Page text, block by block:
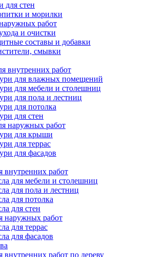
для стен
и морилки
работ
и очистки
составы и добавки
смывки
внутренних работ
для влажных помещений
для мебели и столешниц
для пола и лестниц
для потолка
для стен
наружных работ
для крыши
для террас
для фасадов
внутренних работ
для мебели и столешниц
для пола и лестниц
для потолка
для стен
наружных работ
для террас
для фасадов
внутренних работ по дереву